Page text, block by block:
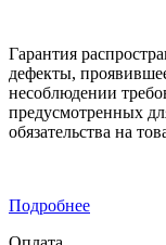
Гарантия
дефекты,
несоблюдении
предусмотренных
обязательства на
Подробнее